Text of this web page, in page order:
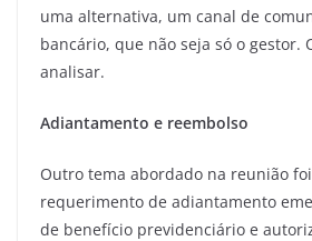
uma alternativa, um canal de
bancário, que não seja só o gestor.
analisar.
Adiantamento e reembolso
Outro tema abordado na reunião
requerimento de adiantamento
de benefício previdenciário e